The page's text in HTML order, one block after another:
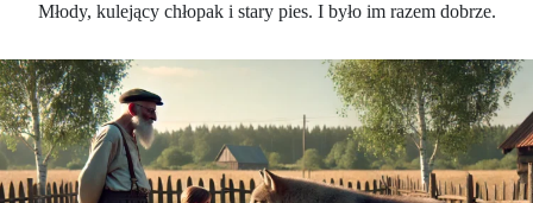
Młody, kulejący chłopak i stary pies. I było im razem dobrze.